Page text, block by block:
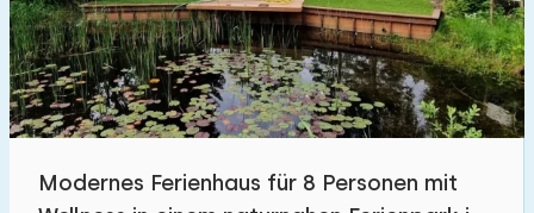
Schwimmbad 19
Eingezäunter Garten 5
Haustierfrei 27
Ladestation Auto
Modernes Ferienhaus für 8 Personen mit